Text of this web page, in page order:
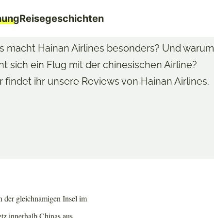
Reisegeschichten
HAINAN AIRLINES BEWERTUNG
macht Hainan Airlines besonders? Und warum
sich ein Flug mit der chinesischen Airline?
findet ihr unsere Reviews von Hainan Airlines.
der gleichnamigen Insel im
innerhalb Chinas aus.